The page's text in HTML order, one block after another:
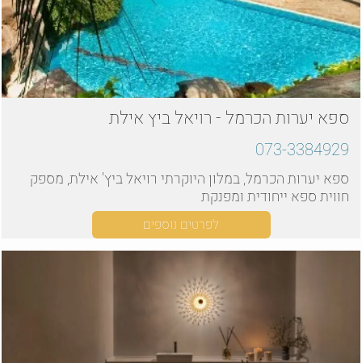
ספא יערות הכרמל - רויאל ביץ אילת
073-3384929
ספא יערות הכרמל, במלון היוקרתי רויאל ביץ' אילת, מספק
חווית ספא ייחודית ומפנקת
לפרטים נוספים